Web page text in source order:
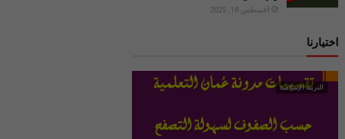
أغسطس 18, 2025
اختيارنا
التربية الإسلامية